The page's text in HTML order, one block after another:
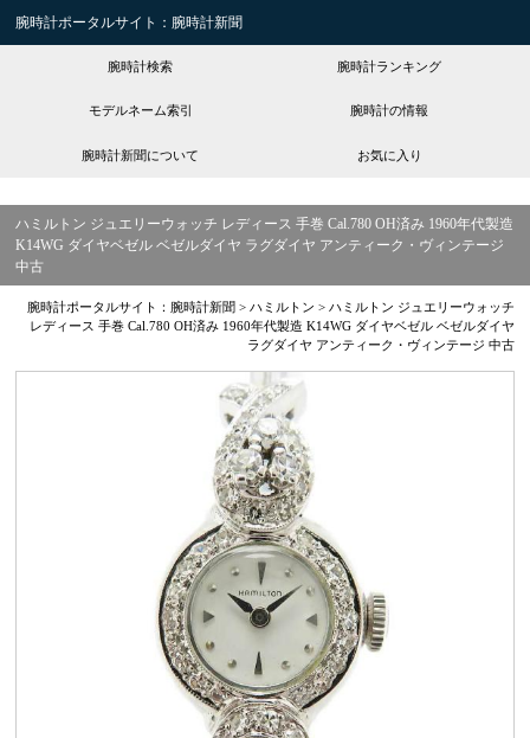
腕時計ポータルサイト：腕時計新聞
腕時計検索 腕時計ランキング
モデルネーム索引 腕時計の情報
腕時計新聞について お気に入り
ハミルトン ジュエリーウォッチ レディース 手巻 Cal.780 OH済み 1960年代製造
K14WG ダイヤベゼル ベゼルダイヤ ラグダイヤ アンティーク・ヴィンテージ
中古
腕時計ポータルサイト：腕時計新聞 > ハミルトン > ハミルトン ジュエリーウォッチ
レディース 手巻 Cal.780 OH済み 1960年代製造 K14WG ダイヤベゼル ベゼルダイヤ
ラグダイヤ アンティーク・ヴィンテージ 中古